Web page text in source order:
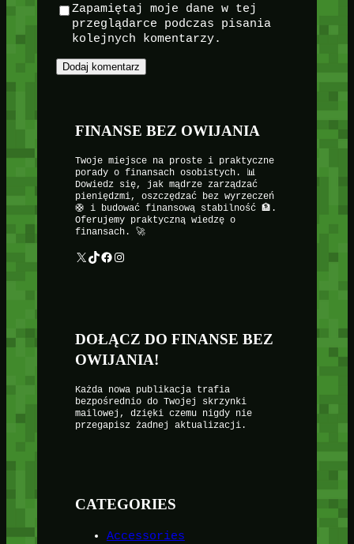
Zapamiętaj moje dane w tej
przeglądarce podczas pisania
kolejnych komentarzy.
FINANSE BEZ OWIJANIA
Twoje miejsce na proste i praktyczne
porady o finansach osobistych. 📊
Dowiedz się, jak mądrze zarządzać
pieniędzmi, oszczędzać bez wyrzeczeń
🛟 i budować finansową stabilność 🏦.
Oferujemy praktyczną wiedzę o
finansach. 🚀
X TikTok Facebook Instagram
DOŁĄCZ DO FINANSE BEZ
OWIJANIA!
Każda nowa publikacja trafia
bezpośrednio do Twojej skrzynki
mailowej, dzięki czemu nigdy nie
przegapisz żadnej aktualizacji.
CATEGORIES
Accessories